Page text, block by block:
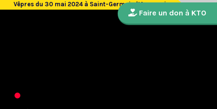
Vêpres du 30 mai 2024 à Saint-Germain l’Auxerrois
Faire un don à KTO